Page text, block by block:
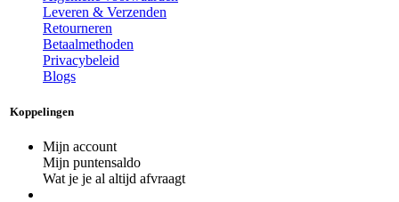
Leveren & Verzenden
Retourneren
Betaalmethoden
Privacybeleid
Blogs
Koppelingen
Mijn account
Mijn puntensaldo
Wat je je al altijd afvraagt